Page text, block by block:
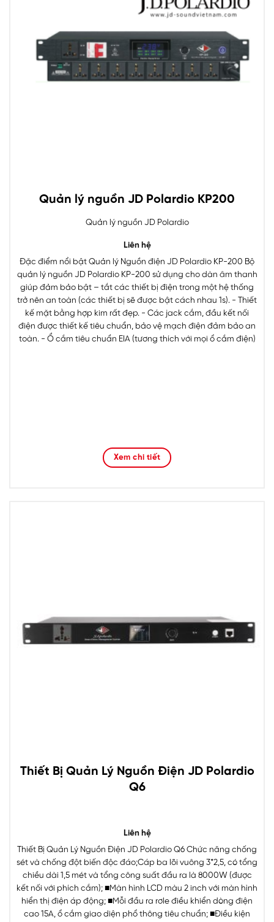
Quản lý nguồn JD Polardio KP200
Liên hệ
Quản lý nguồn JD Polardio
Đặc điểm nổi bật Quản lý Nguồn điện JD Polardio KP-200 Bộ
quản lý nguồn JD Polardio KP-200 sử dụng cho dàn âm thanh
giúp đảm bảo bật – tắt các thiết bị điện trong một hệ thống
trở nên an toàn (các thiết bị sẽ được bật cách nhau 1s). - Thiết
kế mặt bằng hợp kim rất đẹp. - Các jack cắm, đầu kết nối
điện được thiết kế tiêu chuẩn, bảo vệ mạch điện đảm bảo an
toàn. - Ổ cắm tiêu chuẩn EIA (tương thích với mọi ổ cắm điện)
Xem chi tiết
Thiết Bị Quản Lý Nguồn Điện JD Polardio
Q6
Liên hệ
Thiết Bị Quản Lý Nguồn Điện JD Polardio Q6 Chức năng chống
sét và chống đột biến độc đáo;Cáp ba lõi vuông 3*2,5, có tổng
chiều dài 1,5 mét và tổng công suất đầu ra là 8000W (được
kết nối với phích cắm); ■Màn hình LCD màu 2 inch với màn hình
hiển thị điện áp động; ■Mỗi đầu ra rơle điều khiển dòng điện
cao 15A, ổ cắm giao diện phổ thông tiêu chuẩn; ■Điều kiện